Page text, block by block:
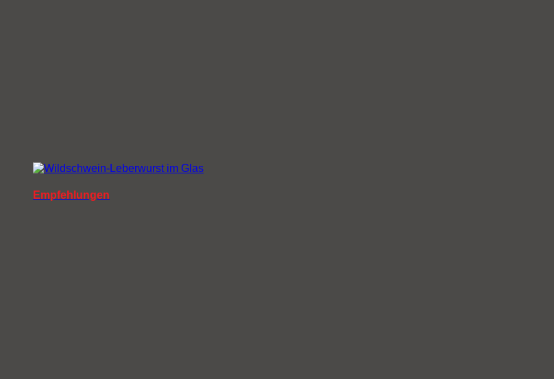
Empfehlungen